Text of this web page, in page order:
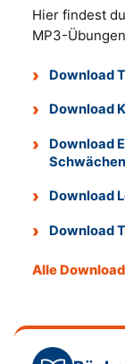
Hier findest
MP3-
Download
Download
Download
Schwächen
Download
Download
Alle